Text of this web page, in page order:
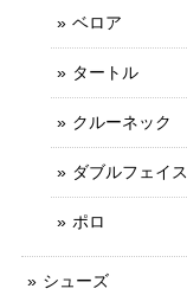
ベロア
タートル
クルーネック
ダブルフェイス
ポロ
シューズ